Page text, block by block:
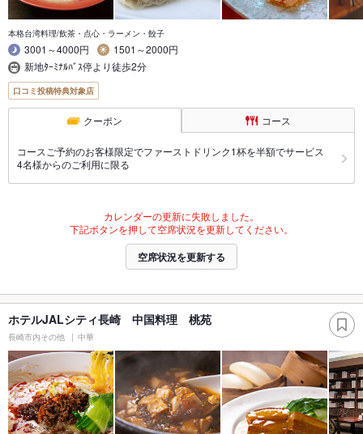
本格台湾料理/飲茶・点心・ラーメン・餃子
3001～4000円
1501～2000円
新地ﾀｰﾐﾅﾙﾊﾞｽ停より徒歩2分
口コミ投稿特典対象店
クーポン コース
コースご予約のお客様限定でファーストドリンク1杯を半額でサービス
4名様からのご利用に限る
カレンダーの更新に失敗しました。
下記ボタンを押して空席状況を更新してください。
空席状況を更新する
ホテルJALシティ長崎 中国料理 桃苑
長崎市内その他 中華